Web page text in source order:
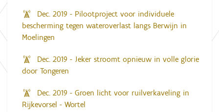
Dec. 2019 - Pilootproject voor individuele
bescherming tegen wateroverlast langs Berwijn in
Moelingen
Dec. 2019 - Jeker stroomt opnieuw in volle glorie
door Tongeren
Dec. 2019 - Groen licht voor ruilverkaveling in
Rijkevorsel - Wortel